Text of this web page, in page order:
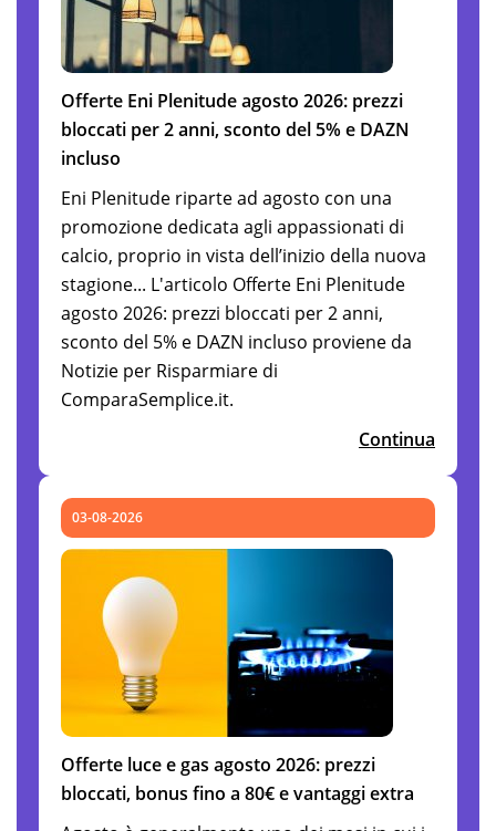
Offerte Eni Plenitude agosto 2026: prezzi
bloccati per 2 anni, sconto del 5% e DAZN
incluso
Eni Plenitude riparte ad agosto con una
promozione dedicata agli appassionati di
calcio, proprio in vista dell’inizio della nuova
stagione... L'articolo Offerte Eni Plenitude
agosto 2026: prezzi bloccati per 2 anni,
sconto del 5% e DAZN incluso proviene da
Notizie per Risparmiare di
ComparaSemplice.it.
Continua
03-08-2026
Offerte luce e gas agosto 2026: prezzi
bloccati, bonus fino a 80€ e vantaggi extra